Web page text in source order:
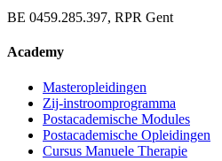
BE 0459.285.397, RPR Gent
Academy
Masteropleidingen
Zij-instroomprogramma
Postacademische Modules
Postacademische Opleidingen
Cursus Manuele Therapie